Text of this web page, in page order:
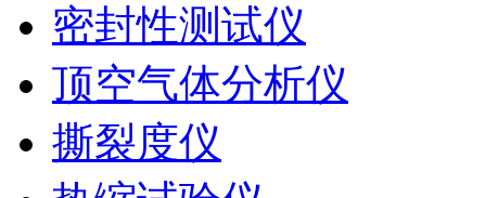
密封性测试仪
顶空气体分析仪
撕裂度仪